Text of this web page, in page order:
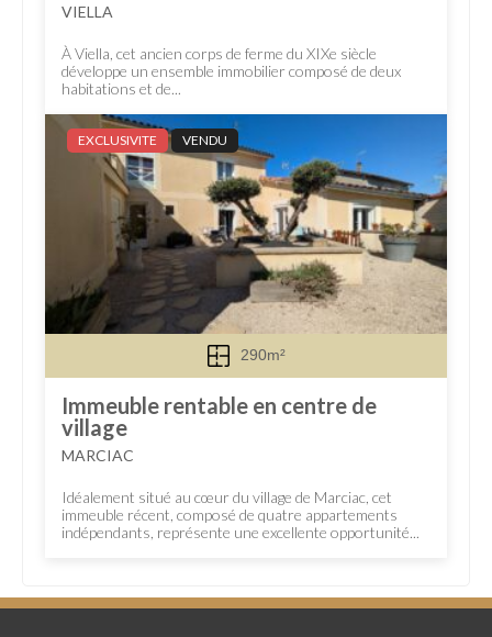
VIELLA
À Viella, cet ancien corps de ferme du XIXe siècle
développe un ensemble immobilier composé de deux
habitations et de...
EXCLUSIVITE VENDU
290m²
Immeuble rentable en centre de
village
MARCIAC
Idéalement situé au cœur du village de Marciac, cet
immeuble récent, composé de quatre appartements
indépendants, représente une excellente opportunité...